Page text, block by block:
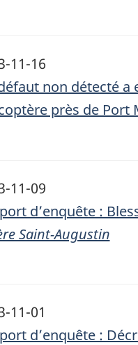
11-16
non détecté a
près de Port
11-09
d’enquête :
Saint-Augustin
11-01
d’enquête :